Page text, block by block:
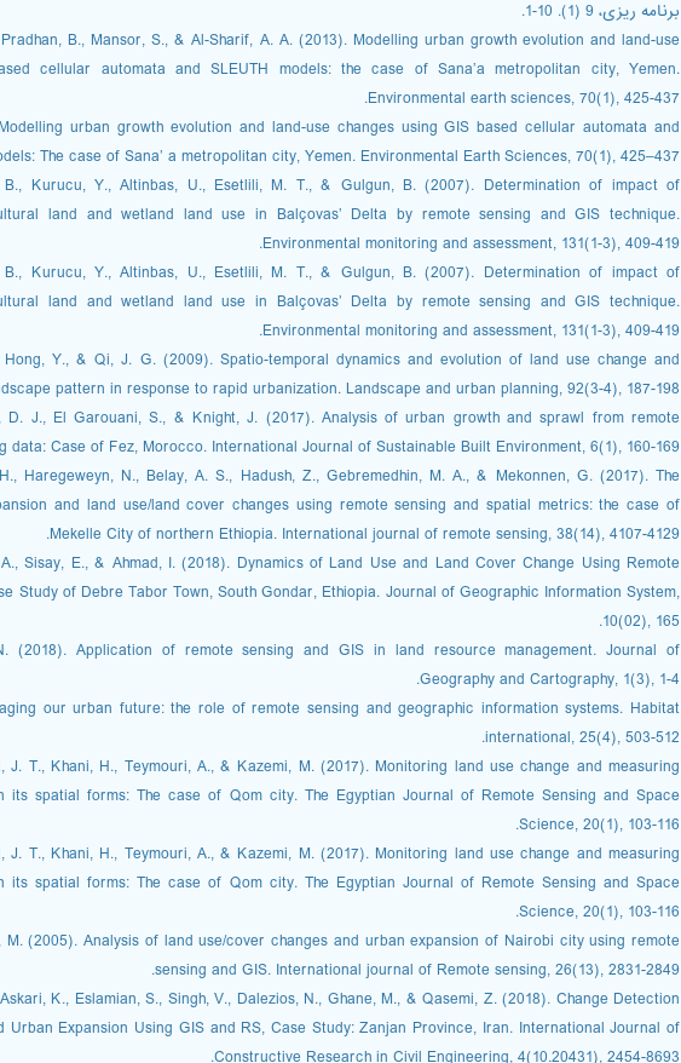
برنامه ریزی، 9 (1). 10-1.
B., Mansor, S., & Al-Sharif, A. A. (2013). Modelling urban growth evolution and land-use
cellular automata and SLEUTH models: the case of Sana’a metropolitan city, Yemen.
Environmental earth sciences, 70(1), 425-437.
urban growth evolution and land-use changes using GIS based cellular automata and
The case of Sana’ a metropolitan city, Yemen. Environmental Earth Sciences, 70(1), 425–437.
B., Kurucu, Y., Altinbas, U., Esetlili, M. T., & Gulgun, B. (2007). Determination of impact of
land and wetland land use in Balçovas’ Delta by remote sensing and GIS technique.
Environmental monitoring and assessment, 131(1-3), 409-419.
B., Kurucu, Y., Altinbas, U., Esetlili, M. T., & Gulgun, B. (2007). Determination of impact of
land and wetland land use in Balçovas’ Delta by remote sensing and GIS technique.
Environmental monitoring and assessment, 131(1-3), 409-419.
Y., & Qi, J. G. (2009). Spatio-temporal dynamics and evolution of land use change and
pattern in response to rapid urbanization. Landscape and urban planning, 92(3-4), 187-198.
D. J., El Garouani, S., & Knight, J. (2017). Analysis of urban growth and sprawl from remote
data: Case of Fez, Morocco. International Journal of Sustainable Built Environment, 6(1), 160-169.
Haregeweyn, N., Belay, A. S., Hadush, Z., Gebremedhin, M. A., & Mekonnen, G. (2017). The
and land use/land cover changes using remote sensing and spatial metrics: the case of
Mekelle City of northern Ethiopia. International journal of remote sensing, 38(14), 4107-4129.
Sisay, E., & Ahmad, I. (2018). Dynamics of Land Use and Land Cover Change Using Remote
Study of Debre Tabor Town, South Gondar, Ethiopia. Journal of Geographic Information System,
10(02), 165.
(2018). Application of remote sensing and GIS in land resource management. Journal of
Geography and Cartography, 1(3), 1-4.
our urban future: the role of remote sensing and geographic information systems. Habitat
international, 25(4), 503-512.
J. T., Khani, H., Teymouri, A., & Kazemi, M. (2017). Monitoring land use change and measuring
its spatial forms: The case of Qom city. The Egyptian Journal of Remote Sensing and Space
Science, 20(1), 103-116.
J. T., Khani, H., Teymouri, A., & Kazemi, M. (2017). Monitoring land use change and measuring
its spatial forms: The case of Qom city. The Egyptian Journal of Remote Sensing and Space
Science, 20(1), 103-116.
M. (2005). Analysis of land use/cover changes and urban expansion of Nairobi city using remote
sensing and GIS. International journal of Remote sensing, 26(13), 2831-2849.
K., Eslamian, S., Singh, V., Dalezios, N., Ghane, M., & Qasemi, Z. (2018). Change Detection
Expansion Using GIS and RS, Case Study: Zanjan Province, Iran. International Journal of